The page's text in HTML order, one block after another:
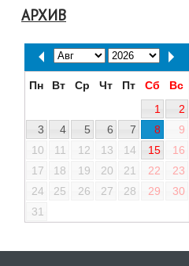
АРХИВ
Пн Вт Ср Чт Пт Сб
Вс
1
2
3
4 5 6 7 8
9
10
11 12 13 14 15
16
17
18 19 20 21 22
23
24
25 26 27 28 29
30
31